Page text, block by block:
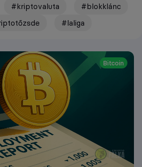
#kriptovaluta
#blokklánc
#laliga
Bitcoin